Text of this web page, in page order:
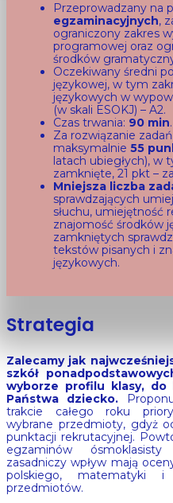
Przeprowadzany na
egzaminacyjnych,
ograniczony zakres
programowej oraz
środków
Oczekiwany średni
językowej, w tym
językowych w
(w skali ESOKJ) – A2.
Czas trwania: 90 min.
Za rozwiązanie
maksymalnie55
latach ubiegłych), w
zamknięte, 21 pkt –
Mniejsza liczba
sprawdzających
słuchu, umiejętność
znajomość środków
zamkniętych
tekstów pisanych i
językowych.
Strategia
Zalecamy jak
szkół
wyborze profilu klasy, do
Państwa dziecko.
trakcie całego roku
wybrane przedmioty, gdyż
punktacji rekrutacyjnej.
egzaminów
zasadniczy wpływ mają
polskiego, matematyki
przedmiotów.